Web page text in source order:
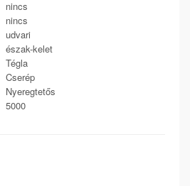
nincs
nincs
udvari
észak-kelet
Tégla
Cserép
Nyeregtetős
5000